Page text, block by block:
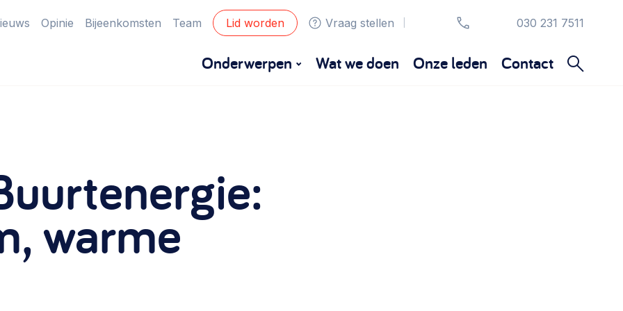
Opinie Bijeenkomsten Team Lid worden Vraag stellen 030 231 7511
Onderwerpen
Eigen gebouw
Huren of kopen, maatschappelijk vastgoed,
ontmoetingsplekken >
Wat we doen Onze leden Contact
warme